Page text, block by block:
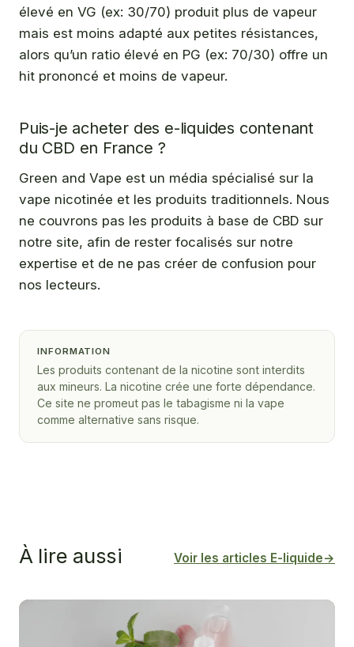
élevé en VG (ex: 30/70) produit plus de vapeur
mais est moins adapté aux petites résistances,
alors qu’un ratio élevé en PG (ex: 70/30) offre un
hit prononcé et moins de vapeur.
Puis-je acheter des e-liquides contenant
du CBD en France ?
Green and Vape est un média spécialisé sur la
vape nicotinée et les produits traditionnels. Nous
ne couvrons pas les produits à base de CBD sur
notre site, afin de rester focalisés sur notre
expertise et de ne pas créer de confusion pour
nos lecteurs.
INFORMATION
Les produits contenant de la nicotine sont interdits
aux mineurs. La nicotine crée une forte dépendance.
Ce site ne promeut pas le tabagisme ni la vape
comme alternative sans risque.
À lire aussi Voir les articles E-liquide→